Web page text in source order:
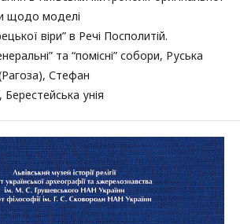
щодо моделі
віри” в Речі Посполитій.
та “помісні” собори, Руська
Стефан
унія